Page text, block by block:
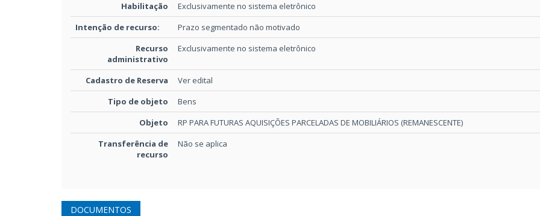
Habilitação
Exclusivamente no sistema eletrônico
Intenção de recurso:
Prazo segmentado não motivado
Recurso
administrativo
Exclusivamente no sistema eletrônico
Cadastro de Reserva
Ver edital
Tipo de objeto
Bens
Objeto
RP PARA FUTURAS AQUISIÇÕES PARCELADAS DE MOBILIÁRIOS (REMANESCENTE)
Transferência de
recurso
Não se aplica
DOCUMENTOS